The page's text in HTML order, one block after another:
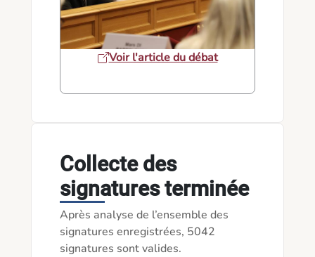
Voir l'article du débat
Collecte des
signatures terminée
Après analyse de l’ensemble des
signatures enregistrées, 5042
signatures sont valides.